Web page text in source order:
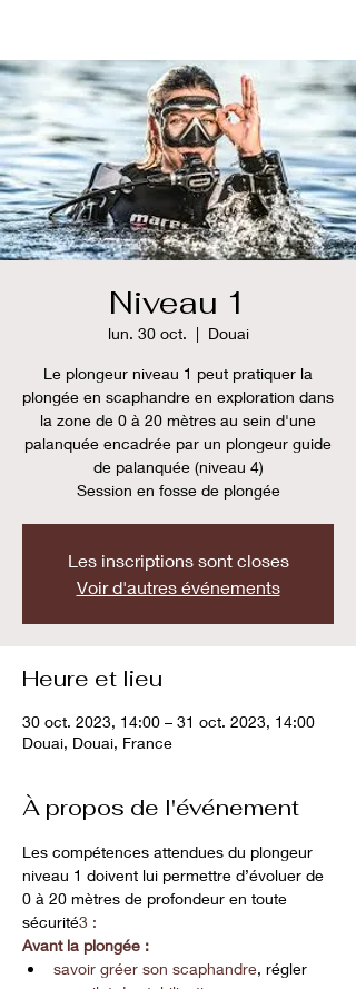
Niveau 1
lun. 30 oct.
  |
Douai
Le plongeur niveau 1 peut pratiquer la
plongée en scaphandre en exploration dans
la zone de 0 à 20 mètres au sein d'une
palanquée encadrée par un plongeur guide
de palanquée (niveau 4)
Session en fosse de plongée
Les inscriptions sont closes
Voir d'autres événements
Heure et lieu
30 oct. 2023, 14:00 – 31 oct. 2023, 14:00
Douai, Douai, France
À propos de l'événement
Les compétences attendues du plongeur
niveau 1 doivent lui permettre d’évoluer de
0 à 20 mètres de profondeur en toute
sécurité3 :
Avant la plongée :
savoir gréer son scaphandre, régler